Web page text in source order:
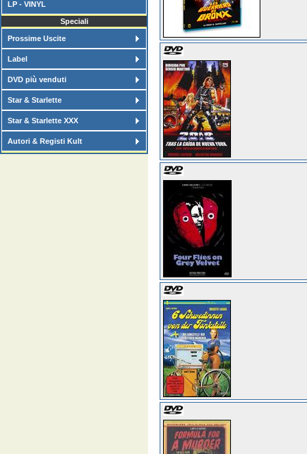
LP - VINYL
Speciali
Prossime Uscite
Label
DVD più venduti
Star & Starlette
Star & Starlette XXX
Autori & Registi Kult